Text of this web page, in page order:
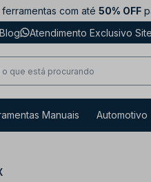
ferramentas com até 50% OFF
Blog Atendimento Exclusivo Site
Manuais Automotivo